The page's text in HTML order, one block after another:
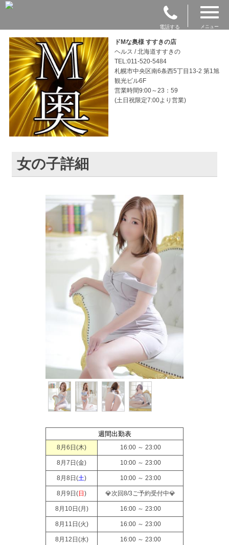
電話する メニュー
ドMな奥様 すすきの店
ヘルス / 北海道すすきの
TEL:011-520-5484
札幌市中央区南6条西5丁目13-2 第1旭
観光ビル6F
営業時間9:00～23：59
(土日祝限定7:00より営業)
女の子詳細
週間出勤表
8月6日(木) 16:00 ～ 23:00
8月7日(金) 10:00 ～ 23:00
8月8日(土) 10:00 ～ 23:00
8月9日(日) 💎次回8/3ご予約受付中💎
8月10日(月) 16:00 ～ 23:00
8月11日(火) 16:00 ～ 23:00
8月12日(水) 16:00 ～ 23:00